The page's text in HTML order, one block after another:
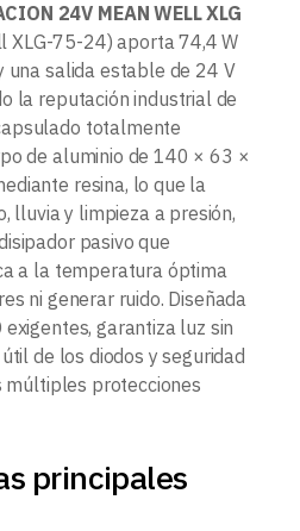
24V MEAN WELL XLG
XLG-75-24) aporta 74,4 W
una salida estable de 24 V
la reputación industrial de
totalmente
de aluminio de 140 × 63 ×
resina, lo que la
lluvia y limpieza a presión,
pasivo que
a la temperatura óptima
ni generar ruido. Diseñada
garantiza luz sin
de los diodos y seguridad
múltiples protecciones
principales